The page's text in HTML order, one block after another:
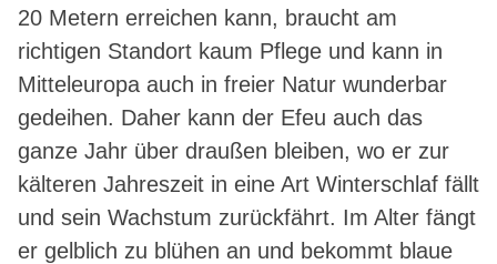
20 Metern erreichen kann, braucht am
richtigen Standort kaum Pflege und kann in
Mitteleuropa auch in freier Natur wunderbar
gedeihen. Daher kann der Efeu auch das
ganze Jahr über draußen bleiben, wo er zur
kälteren Jahreszeit in eine Art Winterschlaf fällt
und sein Wachstum zurückfährt. Im Alter fängt
er gelblich zu blühen an und bekommt blaue